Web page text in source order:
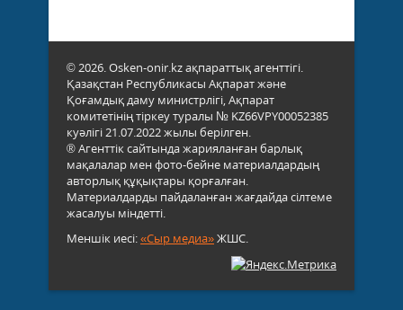
© 2026. Osken-onir.kz ақпараттық агенттігі.
Қазақстан Республикасы Ақпарат және
Қоғамдық даму министрлігі, Ақпарат
комитетінің тіркеу туралы № KZ66VPY00052385
куәлігі 21.07.2022 жылы берілген.
® Агенттік сайтында жарияланған барлық
мақалалар мен фото-бейне материалдардың
авторлық құқықтары қорғалған.
Материалдарды пайдаланған жағдайда сілтеме
жасалуы міндетті.
Меншік иесі:«Сыр медиа»ЖШС.